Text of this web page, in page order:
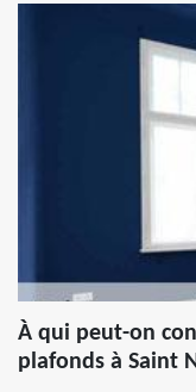
À qui peut-on
plafonds à Saint